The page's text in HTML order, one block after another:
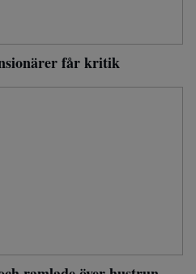
får kritik